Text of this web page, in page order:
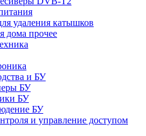
удаления катышков
дома прочее
и БУ
БУ
БУ
БУ
и управление доступом